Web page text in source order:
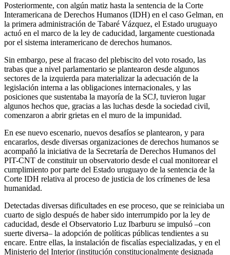
Posteriormente, con algún matiz hasta la sentencia de la Corte
Interamericana de Derechos Humanos (IDH) en el caso Gelman, en
la primera administración de Tabaré Vázquez, el Estado uruguayo
actuó en el marco de la ley de caducidad, largamente cuestionada
por el sistema interamericano de derechos humanos.
Sin embargo, pese al fracaso del plebiscito del voto rosado, las
trabas que a nivel parlamentario se plantearon desde algunos
sectores de la izquierda para materializar la adecuación de la
legislación interna a las obligaciones internacionales, y las
posiciones que sustentaba la mayoría de la SCJ, tuvieron lugar
algunos hechos que, gracias a las luchas desde la sociedad civil,
comenzaron a abrir grietas en el muro de la impunidad.
En ese nuevo escenario, nuevos desafíos se plantearon, y para
encararlos, desde diversas organizaciones de derechos humanos se
acompañó la iniciativa de la Secretaría de Derechos Humanos del
PIT-CNT de constituir un observatorio desde el cual monitorear el
cumplimiento por parte del Estado uruguayo de la sentencia de la
Corte IDH relativa al proceso de justicia de los crímenes de lesa
humanidad.
Detectadas diversas dificultades en ese proceso, que se reiniciaba un
cuarto de siglo después de haber sido interrumpido por la ley de
caducidad, desde el Observatorio Luz Ibarburu se impulsó –con
suerte diversa– la adopción de políticas públicas tendientes a su
encare. Entre ellas, la instalación de fiscalías especializadas, y en el
Ministerio del Interior (institución constitucionalmente designada